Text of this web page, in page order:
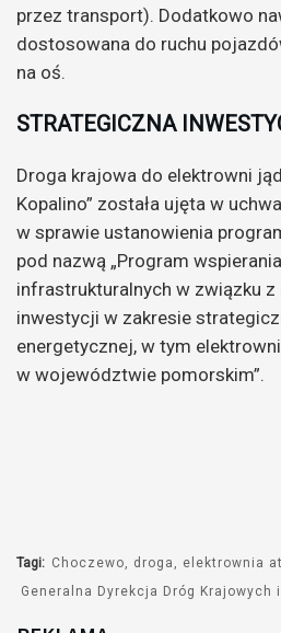
przez transport). Dodatkowo
dostosowana do ruchu
na oś.
STRATEGICZNA
Droga krajowa do elektrowni
Kopalino” została ujęta w
w sprawie ustanowienia
pod nazwą „Program
infrastrukturalnych w związku
inwestycji w zakresie
energetycznej, w tym
w województwie pomorskim”.
Tagi: Choczewo droga
elektrownia
Generalna Dyrekcja Dróg Krajowych